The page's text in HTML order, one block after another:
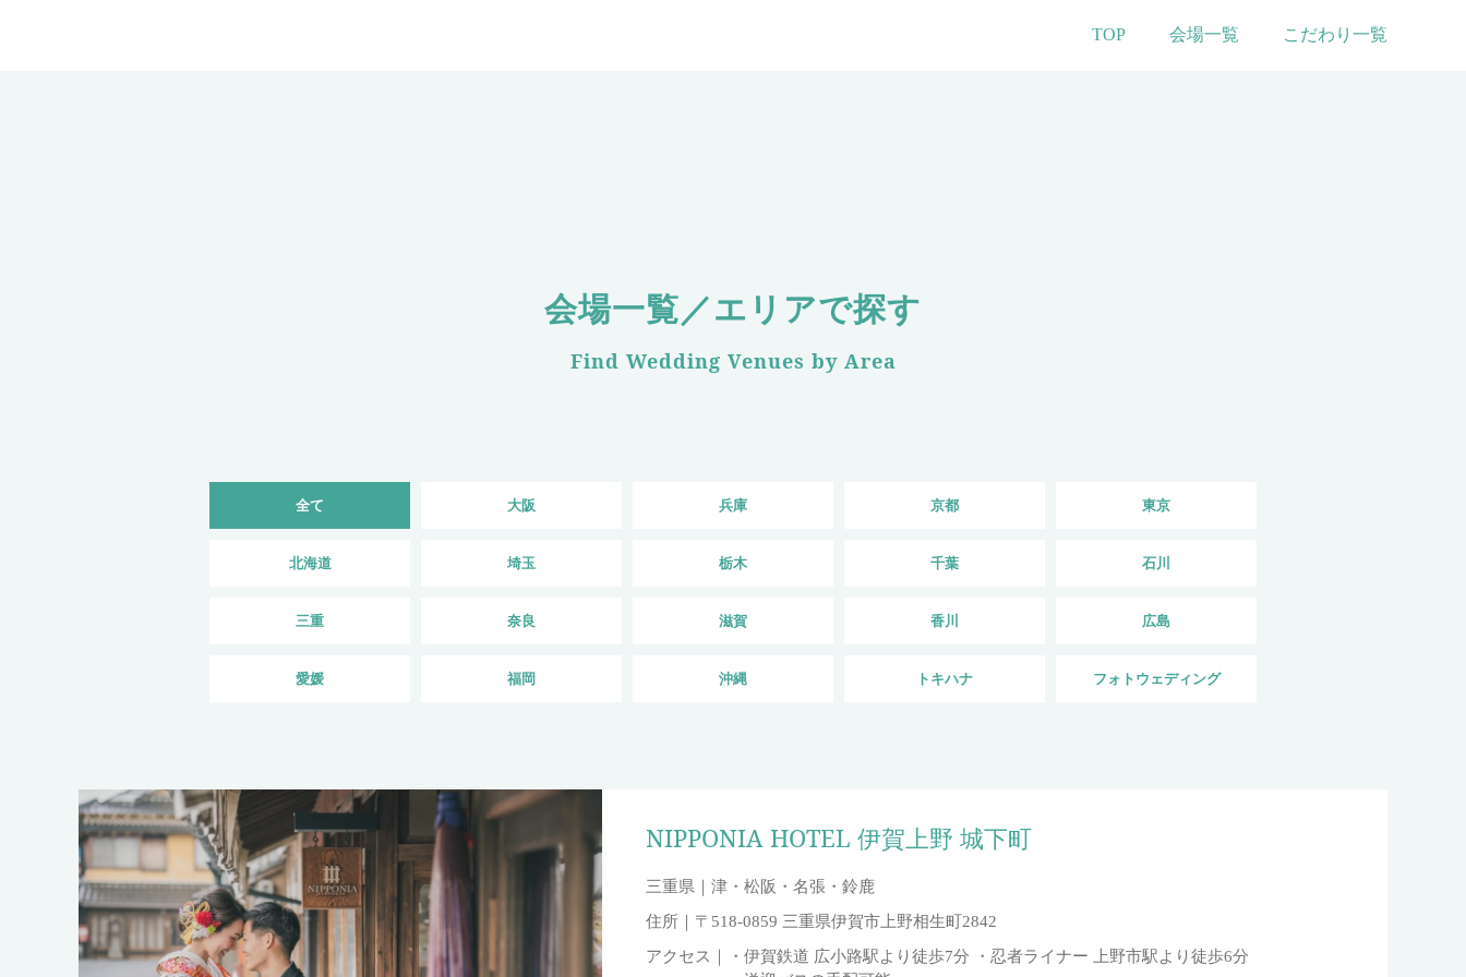
TOP 会場一覧 こだわり一覧
会場一覧／エリアで探す
Find Wedding Venues by Area
全て 大阪 兵庫 京都 東京
北海道 埼玉 栃木 千葉 石川
三重 奈良 滋賀 香川 広島
愛媛 福岡 沖縄 トキハナ フォトウェディング
NIPPONIA HOTEL 伊賀上野 城下町
三重県｜ 津・松阪・名張・鈴鹿
住所｜ 〒518-0859 三重県伊賀市上野相生町2842
アクセス｜
・伊賀鉄道 広小路駅より徒歩7分 ・忍者ライナー 上野市駅より徒歩6分